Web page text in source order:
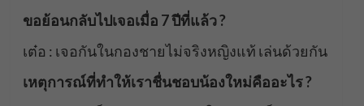
ขอย้อนกลับไปเจอเมื่อ 7 ปีที่แล้ว ?
เต๋อ : เจอกันในกองชายไม่จริงหญิงแท้ เล่นด้วยกัน
เหตุการณ์ที่ทำให้เราชื่นชอบน้องใหม่คืออะไร ?